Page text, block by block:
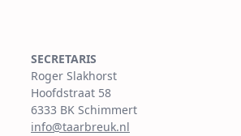
SECRETARIS
Roger Slakhorst
Hoofdstraat 58
6333 BK Schimmert
info@taarbreuk.nl